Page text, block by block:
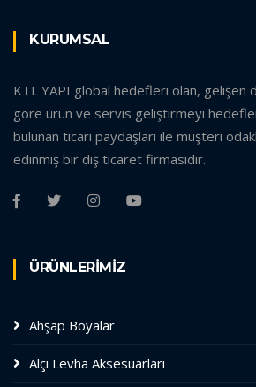
KURUMSAL
KTL YAPI global hedefleri olan, gelişen
göre ürün ve servis geliştirmeyi
bulunan ticari paydaşları ile müşteri
edinmiş bir dış ticaret firmasıdır.
ÜRÜNLERİMİZ
Ahşap Boyalar
Alçı Levha Aksesuarları